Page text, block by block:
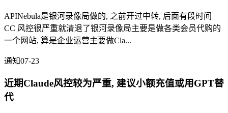
APINebula是银河录像局做的, 之前开过中转, 后面有段时间
CC 风控很严重就清退了银河录像局主要是做各类会员代购的
一个网站, 算是企业运营主要做Cla...
通知07-23
近期Claude风控较为严重, 建议小额充值或用GPT替
代